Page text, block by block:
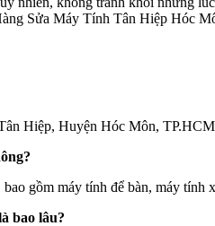
Sửa Máy Tính Tân Hiệp Hóc
Hiệp, Huyện Hóc Môn,
gồm máy tính để bàn, máy tính
bao lâu?